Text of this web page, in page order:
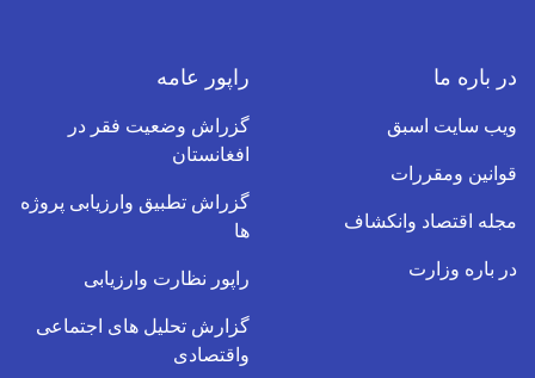
در باره ما
ویب سایت اسبق
قوانین ومقررات
مجله اقتصاد وانکشاف
در باره وزارت
راپور عامه
گزراش وضعیت فقر در
افغانستان
گزراش تطبیق وارزیابی پروژه
ها
راپور نظارت وارزیابی
گزارش تحلیل های اجتماعی
واقتصادی